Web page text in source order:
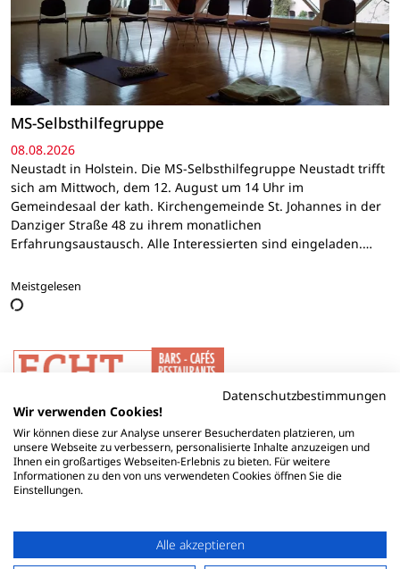
MS-Selbsthilfegruppe
08.08.2026
Neustadt in Holstein. Die MS-Selbsthilfegruppe Neustadt trifft
sich am Mittwoch, dem 12. August um 14 Uhr im
Gemeindesaal der kath. Kirchengemeinde St. Johannes in der
Danziger Straße 48 zu ihrem monatlichen
Erfahrungsaustausch. Alle Interessierten sind eingeladen.…
Meistgelesen
Datenschutzbestimmungen
Wir verwenden Cookies!
Wir können diese zur Analyse unserer Besucherdaten platzieren, um
unsere Webseite zu verbessern, personalisierte Inhalte anzuzeigen und
Ihnen ein großartiges Webseiten-Erlebnis zu bieten. Für weitere
Informationen zu den von uns verwendeten Cookies öffnen Sie die
Einstellungen.
Alle akzeptieren